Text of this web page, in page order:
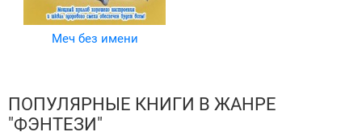
Меч без имени
ПОПУЛЯРНЫЕ КНИГИ В ЖАНРЕ
"ФЭНТЕЗИ"